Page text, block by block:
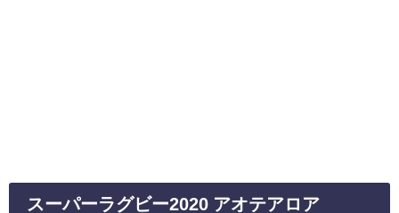
スーパーラグビー2020 アオテアロア